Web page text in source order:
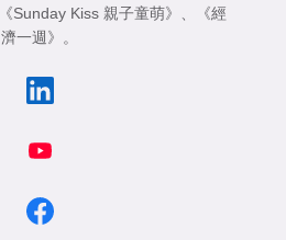
《Sunday Kiss 親子童萌》 、
《經
濟一週》 。